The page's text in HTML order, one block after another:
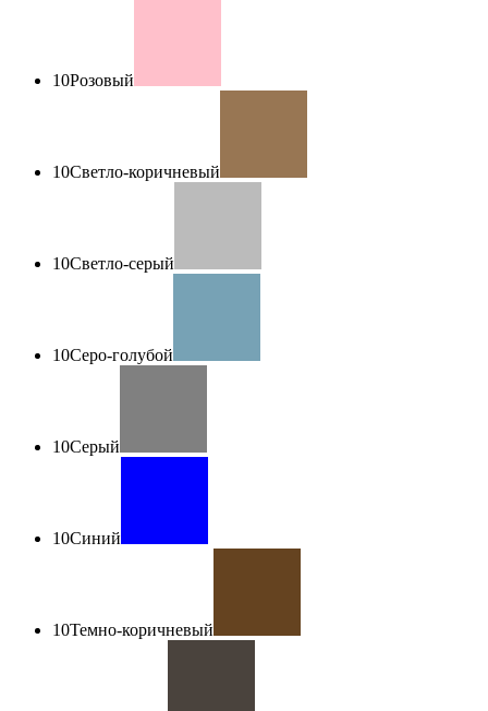
10Розовый
10Светло-коричневый
10Светло-серый
10Серо-голубой
10Серый
10Синий
10Темно-коричневый